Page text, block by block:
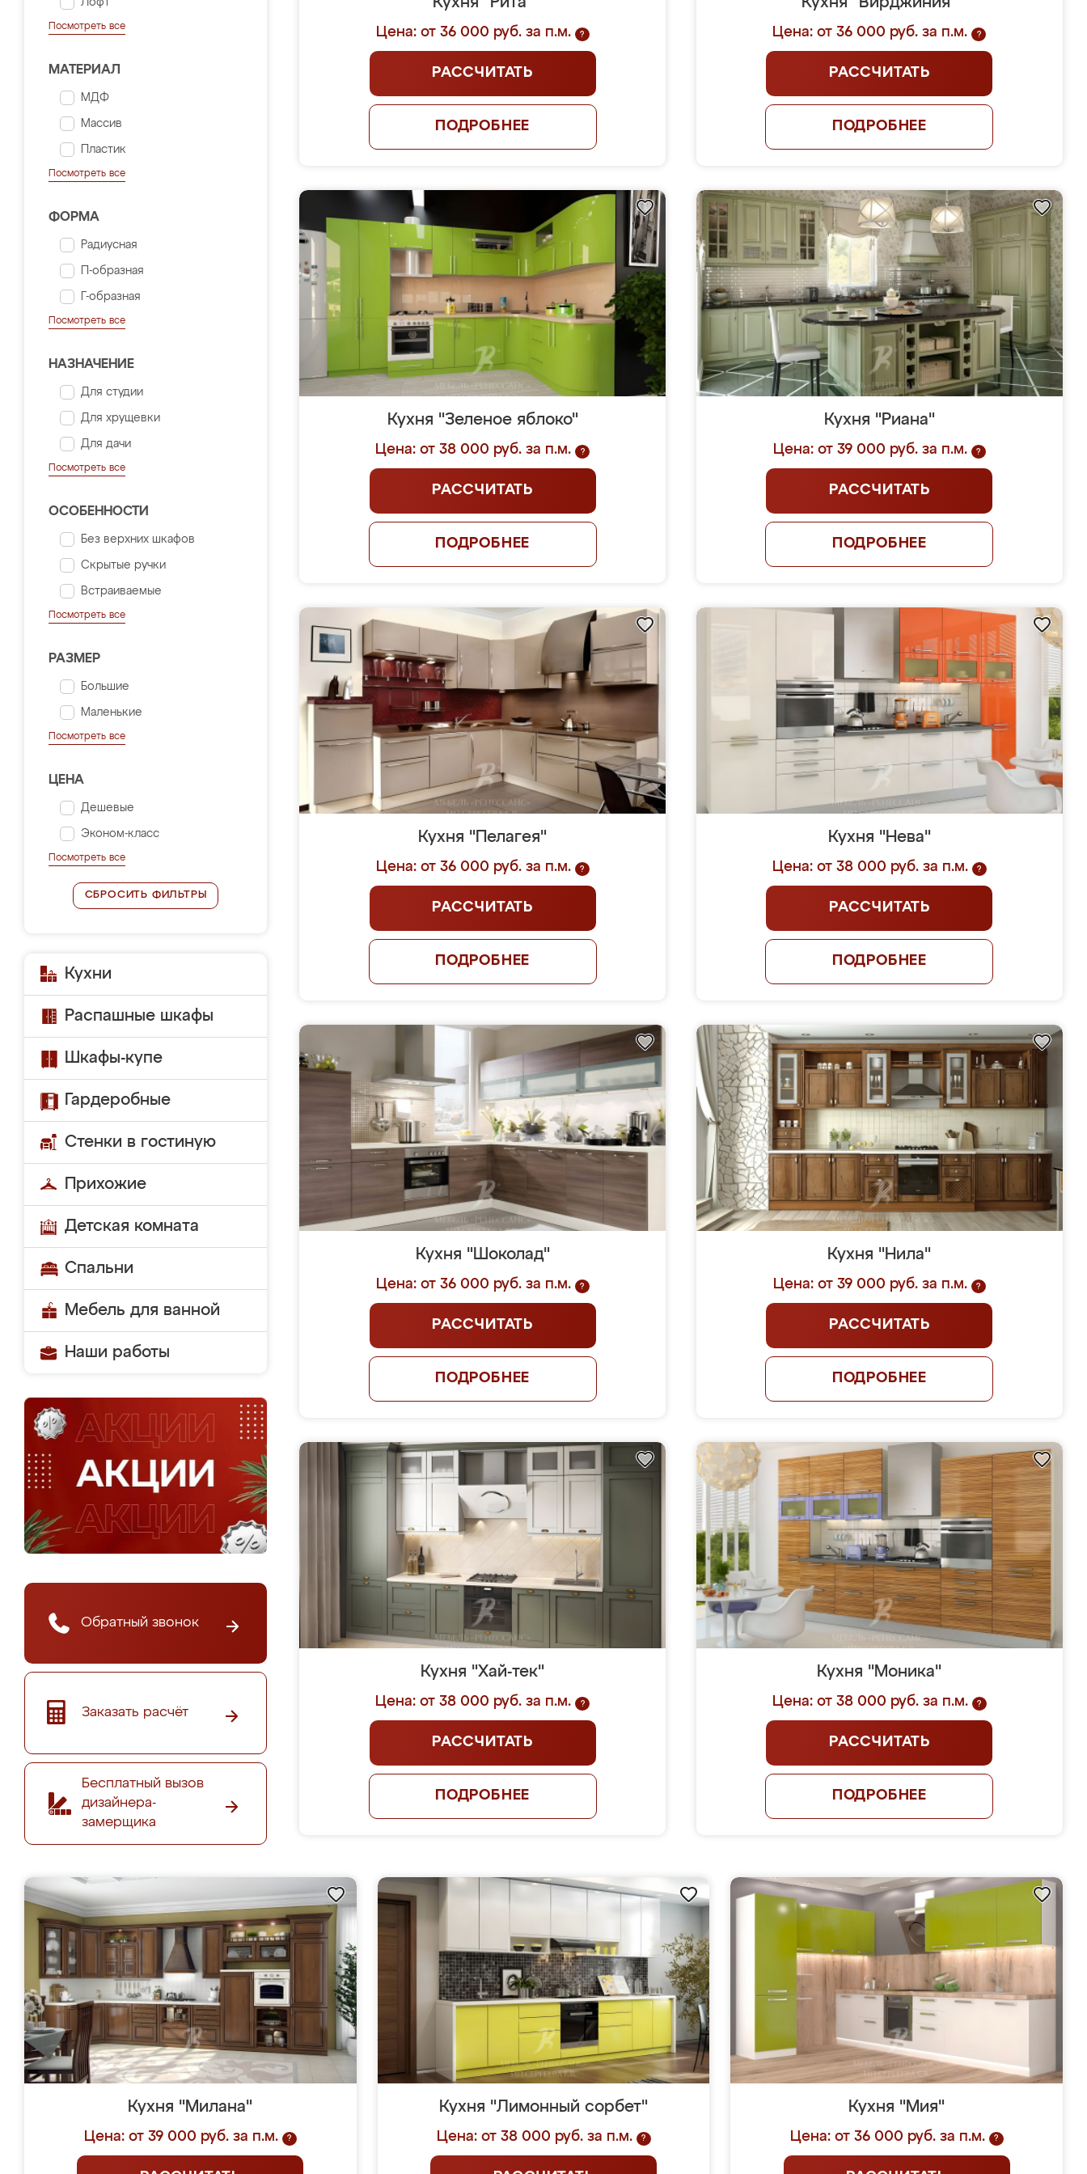
Лофт
Посмотреть все
МАТЕРИАЛ
МДФ
Массив
Пластик
Посмотреть все
ФОРМА
Радиусная
П-образная
Г-образная
Посмотреть все
НАЗНАЧЕНИЕ
Для студии
Для хрущевки
Для дачи
Посмотреть все
ОСОБЕННОСТИ
Без верхних шкафов
Скрытые ручки
Встраиваемые
Посмотреть все
РАЗМЕР
Большие
Маленькие
Посмотреть все
ЦЕНА
Дешевые
Эконом-класс
Посмотреть все
СБРОСИТЬ ФИЛЬТРЫ
Кухни
Распашные шкафы
Шкафы-купе
Гардеробные
Стенки в гостиную
Прихожие
Детская комната
Спальни
Мебель для ванной
Наши работы
Обратный звонок
Заказать расчёт
Бесплатный вызов
дизайнера-
замерщика
Цена: от 36 000 руб. за п.м. ?
РАССЧИТАТЬ
ПОДРОБНЕЕ
Цена: от 36 000 руб. за п.м. ?
РАССЧИТАТЬ
ПОДРОБНЕЕ
Кухня "Зеленое яблоко"
Цена: от 38 000 руб. за п.м. ?
РАССЧИТАТЬ
ПОДРОБНЕЕ
Кухня "Риана"
Цена: от 39 000 руб. за п.м. ?
РАССЧИТАТЬ
ПОДРОБНЕЕ
Кухня "Пелагея"
Цена: от 36 000 руб. за п.м. ?
РАССЧИТАТЬ
ПОДРОБНЕЕ
Кухня "Нева"
Цена: от 38 000 руб. за п.м. ?
РАССЧИТАТЬ
ПОДРОБНЕЕ
Кухня "Шоколад"
Цена: от 36 000 руб. за п.м. ?
РАССЧИТАТЬ
ПОДРОБНЕЕ
Кухня "Нила"
Цена: от 39 000 руб. за п.м. ?
РАССЧИТАТЬ
ПОДРОБНЕЕ
Кухня "Хай-тек"
Цена: от 38 000 руб. за п.м. ?
РАССЧИТАТЬ
ПОДРОБНЕЕ
Кухня "Моника"
Цена: от 38 000 руб. за п.м. ?
РАССЧИТАТЬ
ПОДРОБНЕЕ
Кухня "Милана"
Цена: от 39 000 руб. за п.м. ?
Кухня "Лимонный сорбет"
Цена: от 38 000 руб. за п.м. ?
Кухня "Мия"
Цена: от 36 000 руб. за п.м. ?